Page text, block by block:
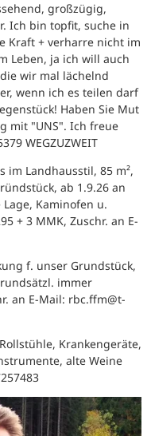
großzügig,
Ich bin topfit, suche in
Kraft + verharre nicht im
Leben, ja ich will auch
wir mal lächelnd
wenn ich es teilen darf
Haben Sie Mut
mit "UNS". Ich freue
WEGZUZWEIT
im Landhausstil, 85 m²,
ab 1.9.26 an
Kaminofen u.
+ 3 MMK, Zuschr. an E-
f. unser Grundstück,
immer
an E-Mail: rbc.ffm@t-
Krankengeräte,
alte Weine